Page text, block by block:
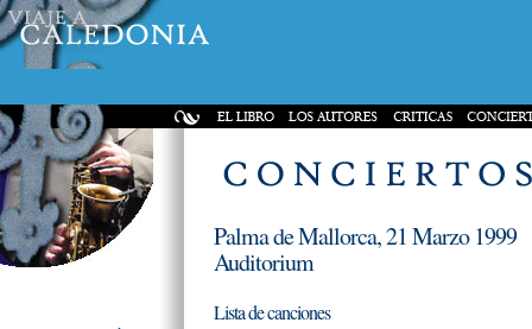
Palma de Mallorca, 21 Marzo 1999
Auditorium
Lista de canciones